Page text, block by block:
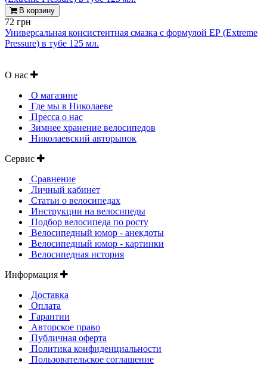
В корзину
72 грн
Универсальная консистентная смазка с формулой ЕР (Extreme
Pressure) в тубе 125 мл.
О нас
О магазине
Где мы в Николаеве
Пресса о нас
Зимнее хранение велосипедов
Николаевский авторынок
Сервис
Сравнение
Личный кабинет
Статьи о велосипедах
Инструкции на велосипеды
Подбор велосипеда по росту
Велосипедный юмор - анекдоты
Велосипедный юмор - картинки
Велосипедная история
Информация
Доставка
Оплата
Гарантии
Авторское право
Публичная оферта
Политика конфиденциальности
Пользовательское соглашение